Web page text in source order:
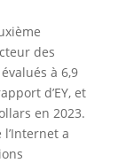
des
à 6,9
d’EY, et
en 2023.
a